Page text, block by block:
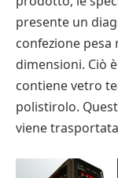
presente un
confezione
dimensioni. Ciò
contiene vetro
polistirolo.
viene